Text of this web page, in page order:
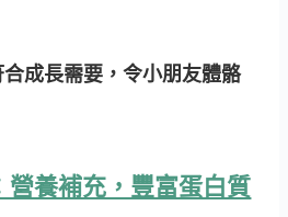
成長需要，令小朋友體骼
養補充，豐富蛋白質